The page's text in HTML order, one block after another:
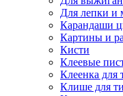
Для лепки и
Карандаши
Картины и
Кисти
Клеевые
Клеенка для
Клише для